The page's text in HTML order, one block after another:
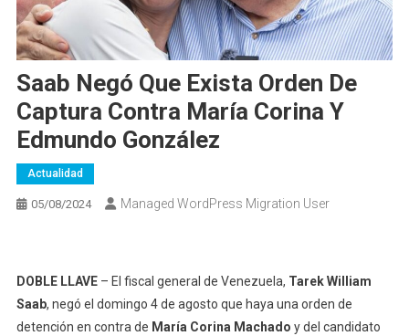
Saab Negó Que Exista Orden De
Captura Contra María Corina Y
Edmundo González
Actualidad
05/08/2024 Managed WordPress Migration User
DOBLE LLAVE– El fiscal general de Venezuela, Tarek William
Saab, negó el domingo 4 de agosto que haya una orden de
detención en contra de María Corina Machado y del candidato